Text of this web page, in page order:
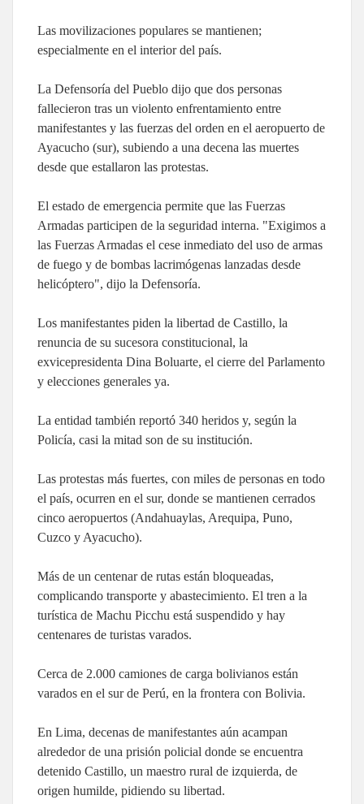
Las movilizaciones populares se mantienen;
especialmente en el interior del país.
La Defensoría del Pueblo dijo que dos personas
fallecieron tras un violento enfrentamiento entre
manifestantes y las fuerzas del orden en el aeropuerto de
Ayacucho (sur), subiendo a una decena las muertes
desde que estallaron las protestas.
El estado de emergencia permite que las Fuerzas
Armadas participen de la seguridad interna. "Exigimos a
las Fuerzas Armadas el cese inmediato del uso de armas
de fuego y de bombas lacrimógenas lanzadas desde
helicóptero", dijo la Defensoría.
Los manifestantes piden la libertad de Castillo, la
renuncia de su sucesora constitucional, la
exvicepresidenta Dina Boluarte, el cierre del Parlamento
y elecciones generales ya.
La entidad también reportó 340 heridos y, según la
Policía, casi la mitad son de su institución.
Las protestas más fuertes, con miles de personas en todo
el país, ocurren en el sur, donde se mantienen cerrados
cinco aeropuertos (Andahuaylas, Arequipa, Puno,
Cuzco y Ayacucho).
Más de un centenar de rutas están bloqueadas,
complicando transporte y abastecimiento. El tren a la
turística de Machu Picchu está suspendido y hay
centenares de turistas varados.
Cerca de 2.000 camiones de carga bolivianos están
varados en el sur de Perú, en la frontera con Bolivia.
En Lima, decenas de manifestantes aún acampan
alrededor de una prisión policial donde se encuentra
detenido Castillo, un maestro rural de izquierda, de
origen humilde, pidiendo su libertad.